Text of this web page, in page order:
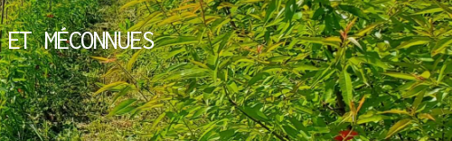
MÉCONNUES